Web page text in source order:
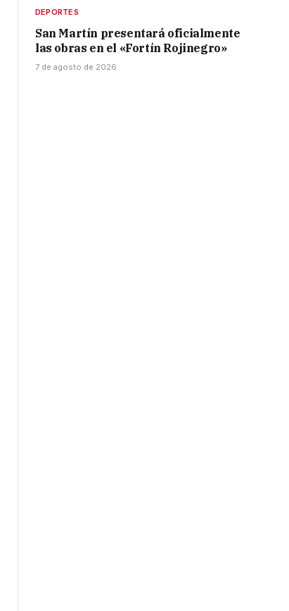
DEPORTES
San Martín presentará oficialmente
las obras en el «Fortín Rojinegro»
7 de agosto de 2026